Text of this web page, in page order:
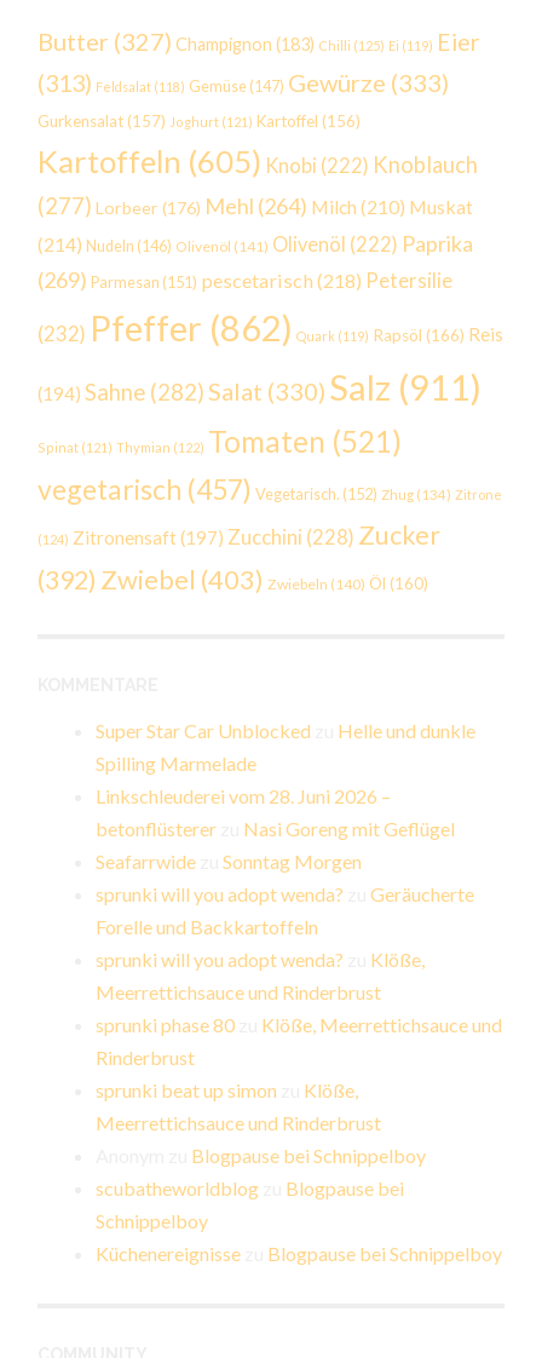
Butter (327) Champignon (183) Chilli (125) Ei (119) Eier
(313) Feldsalat (118) Gemüse (147) Gewürze (333)
Gurkensalat (157) Joghurt (121) Kartoffel (156)
Kartoffeln (605) Knobi (222) Knoblauch
(277) Lorbeer (176) Mehl (264) Milch (210) Muskat
(214) Nudeln (146) Olivenöl (141) Olivenöl (222) Paprika
(269) Parmesan (151) pescetarisch (218) Petersilie
(232) Pfeffer (862) Quark (119) Rapsöl (166) Reis
(194) Sahne (282)Salat (330) Salz (911)
Spinat (121) Thymian (122) Tomaten (521)
vegetarisch (457) Vegetarisch. (152) Zhug (134) Zitrone
(124) Zitronensaft(197) Zucchini (228) Zucker
(392) Zwiebel (403) Zwiebeln (140) Öl (160)
Super Star Car Unblocked
Helle und dunkle
Spilling Marmelade
Linkschleuderei vom 28. Juni 2026 –
betonflüsterer
Nasi Goreng mit Geflügel
Seafarrwide zuSonntag Morgen
sprunki will you adopt wenda? zuGeräucherte
Forelle und Backkartoffeln
sprunki will you adopt wenda?
Klöße,
Meerrettichsauce und Rinderbrust
sprunki phase 80
Klöße, Meerrettichsauce und
Rinderbrust
sprunki beat up simon
Klöße,
Meerrettichsauce und Rinderbrust
Blogpause bei Schnippelboy
scubatheworldblog
Blogpause bei
Schnippelboy
Küchenereignisse
Blogpause bei Schnippelboy